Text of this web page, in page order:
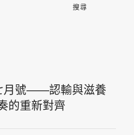
月號——認輸與滋養
的重新對齊